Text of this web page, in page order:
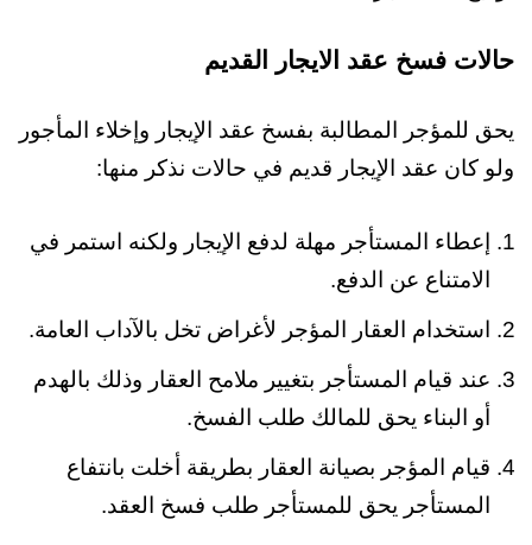
حالات فسخ عقد الايجار القديم
يحق للمؤجر المطالبة بفسخ عقد الإيجار وإخلاء المأجور
ولو كان عقد الإيجار قديم في حالات نذكر منها:
إعطاء المستأجر مهلة لدفع الإيجار ولكنه استمر في
الامتناع عن الدفع.
استخدام العقار المؤجر لأغراض تخل بالآداب العامة.
عند قيام المستأجر بتغيير ملامح العقار وذلك بالهدم
أو البناء يحق للمالك طلب الفسخ.
قيام المؤجر بصيانة العقار بطريقة أخلت بانتفاع
المستأجر يحق للمستأجر طلب فسخ العقد.